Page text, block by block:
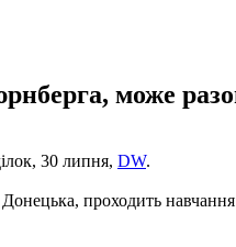
може
30 липня, DW.
проходить